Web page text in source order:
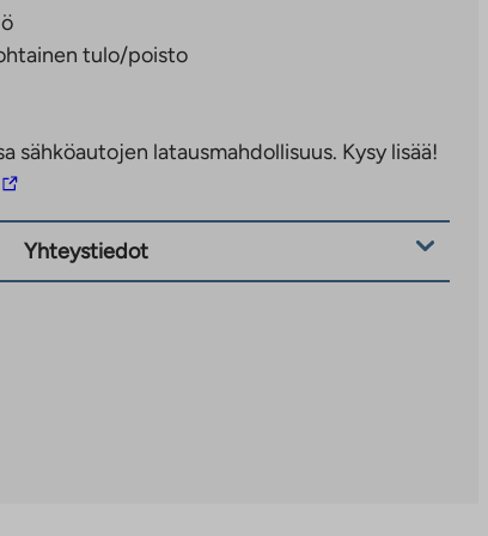
tulo/poisto
sähköautojen latausmahdollisuus. Kysy lisää!
ulkopuoliseen
Yhteystiedot